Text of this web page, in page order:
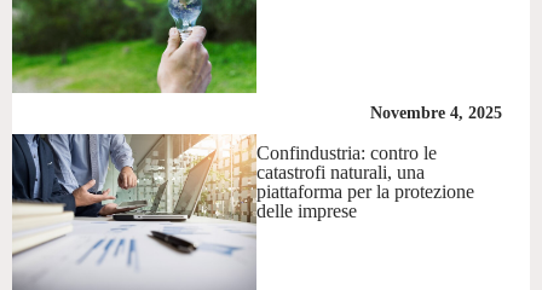
Novembre 4, 2025
Confindustria: contro le
catastrofi naturali, una
piattaforma per la protezione
delle imprese